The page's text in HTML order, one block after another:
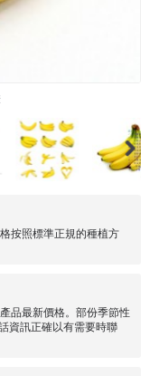
按照標準正規的種植方
品最新價格。部份季節性
資訊正確以有需要時聯